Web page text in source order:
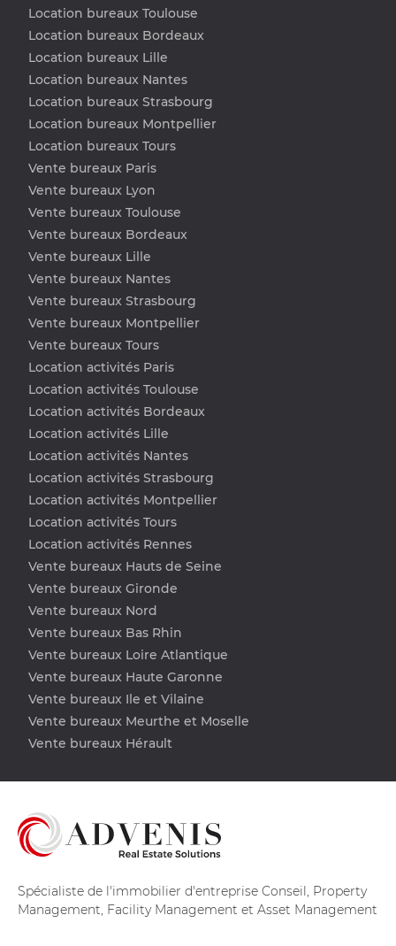
Location bureaux Toulouse
Location bureaux Bordeaux
Location bureaux Lille
Location bureaux Nantes
Location bureaux Strasbourg
Location bureaux Montpellier
Location bureaux Tours
Vente bureaux Paris
Vente bureaux Lyon
Vente bureaux Toulouse
Vente bureaux Bordeaux
Vente bureaux Lille
Vente bureaux Nantes
Vente bureaux Strasbourg
Vente bureaux Montpellier
Vente bureaux Tours
Location activités Paris
Location activités Toulouse
Location activités Bordeaux
Location activités Lille
Location activités Nantes
Location activités Strasbourg
Location activités Montpellier
Location activités Tours
Location activités Rennes
Vente bureaux Hauts de Seine
Vente bureaux Gironde
Vente bureaux Nord
Vente bureaux Bas Rhin
Vente bureaux Loire Atlantique
Vente bureaux Haute Garonne
Vente bureaux Ile et Vilaine
Vente bureaux Meurthe et Moselle
Vente bureaux Hérault
Spécialiste de l'immobilier d'entreprise Conseil, Property
Management, Facility Management et Asset Management